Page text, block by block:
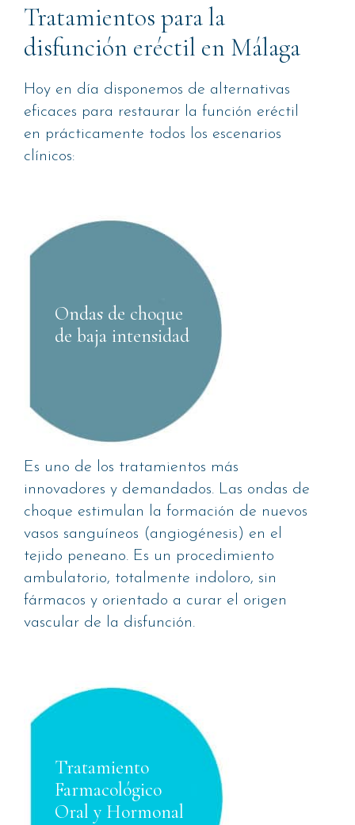
Tratamientos para la
disfunción eréctil en Málaga
Hoy en día disponemos de alternativas
eficaces para restaurar la función eréctil
en prácticamente todos los escenarios
clínicos:
Ondas de choque
de baja intensidad
Es uno de los tratamientos más
innovadores y demandados. Las ondas de
choque estimulan la formación de nuevos
vasos sanguíneos (angiogénesis) en el
tejido peneano. Es un procedimiento
ambulatorio, totalmente indoloro, sin
fármacos y orientado a curar el origen
vascular de la disfunción.
Tratamiento
Farmacológico
Oral y Hormonal